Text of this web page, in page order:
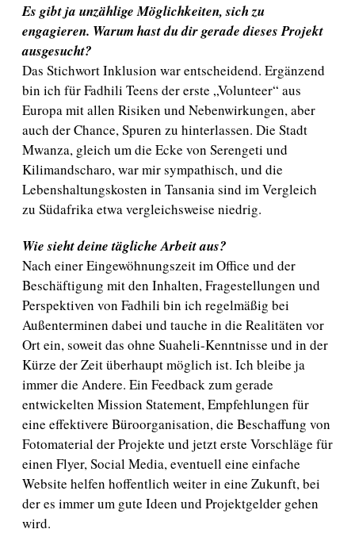
Es gibt ja unzählige Möglichkeiten, sich zu
engagieren. Warum hast du dir gerade dieses Projekt
ausgesucht?
Das Stichwort Inklusion war entscheidend. Ergänzend
bin ich für Fadhili Teens der erste „Volunteer“ aus
Europa mit allen Risiken und Nebenwirkungen, aber
auch der Chance, Spuren zu hinterlassen. Die Stadt
Mwanza, gleich um die Ecke von Serengeti und
Kilimandscharo, war mir sympathisch, und die
Lebenshaltungskosten in Tansania sind im Vergleich
zu Südafrika etwa vergleichsweise niedrig.
Wie sieht deine tägliche Arbeit aus?
Nach einer Eingewöhnungszeit im Office und der
Beschäftigung mit den Inhalten, Fragestellungen und
Perspektiven von Fadhili bin ich regelmäßig bei
Außenterminen dabei und tauche in die Realitäten vor
Ort ein, soweit das ohne Suaheli-Kenntnisse und in der
Kürze der Zeit überhaupt möglich ist. Ich bleibe ja
immer die Andere. Ein Feedback zum gerade
entwickelten Mission Statement, Empfehlungen für
eine effektivere Büroorganisation, die Beschaffung von
Fotomaterial der Projekte und jetzt erste Vorschläge für
einen Flyer, Social Media, eventuell eine einfache
Website helfen hoffentlich weiter in eine Zukunft, bei
der es immer um gute Ideen und Projektgelder gehen
wird.